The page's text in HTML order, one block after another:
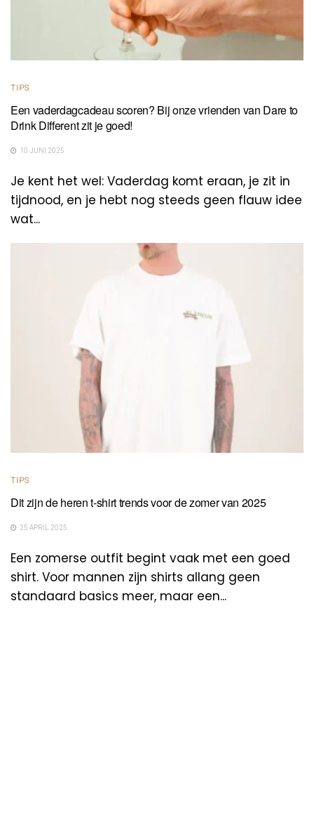
TIPS
Een vaderdagcadeau scoren? Bij onze vrienden van Dare to
Drink Different zit je goed!
10 JUNI 2025
Je kent het wel: Vaderdag komt eraan, je zit in
tijdnood, en je hebt nog steeds geen flauw idee
wat...
TIPS
Dit zijn de heren t-shirt trends voor de zomer van 2025
25 APRIL 2025
Een zomerse outfit begint vaak met een goed
shirt. Voor mannen zijn shirts allang geen
standaard basics meer, maar een...